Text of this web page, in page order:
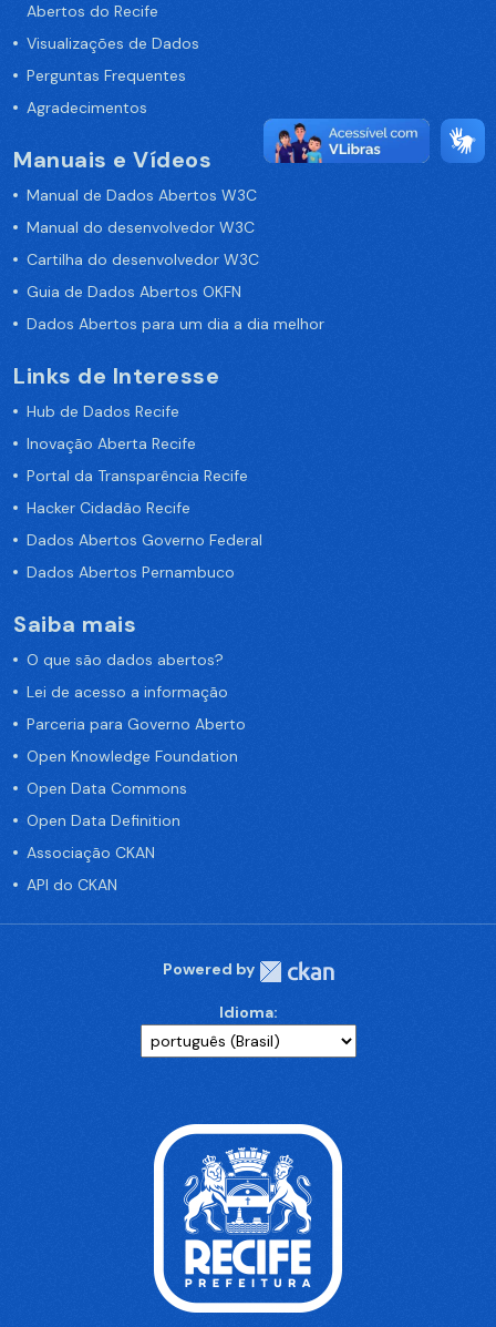
Abertos do Recife
Visualizações de Dados
Perguntas Frequentes
Agradecimentos
Manuais e Vídeos
Manual de Dados Abertos W3C
Manual do desenvolvedor W3C
Cartilha do desenvolvedor W3C
Guia de Dados Abertos OKFN
Dados Abertos para um dia a dia melhor
Links de Interesse
Hub de Dados Recife
Inovação Aberta Recife
Portal da Transparência Recife
Hacker Cidadão Recife
Dados Abertos Governo Federal
Dados Abertos Pernambuco
Saiba mais
O que são dados abertos?
Lei de acesso a informação
Parceria para Governo Aberto
Open Knowledge Foundation
Open Data Commons
Open Data Definition
Associação CKAN
API do CKAN
Powered by
Idioma